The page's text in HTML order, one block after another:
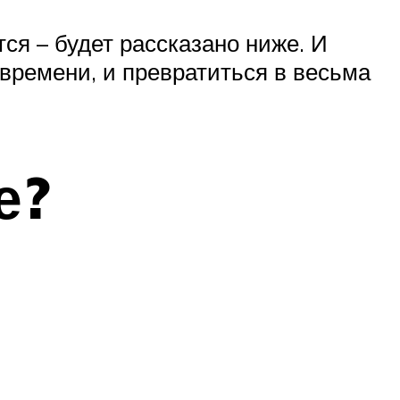
– будет рассказано ниже. И
и превратиться в весьма